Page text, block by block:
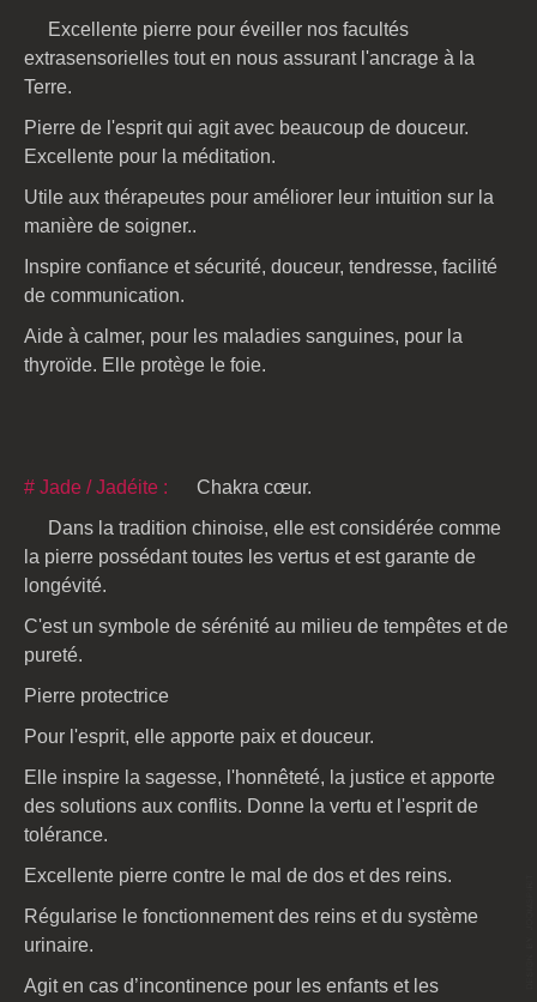
Excellente pierre pour éveiller nos facultés
extrasensorielles tout en nous assurant l'ancrage à la
Terre.
Pierre de l'esprit qui agit avec beaucoup de douceur.
Excellente pour la méditation.
Utile aux thérapeutes pour améliorer leur intuition sur la
manière de soigner..
Inspire confiance et sécurité, douceur, tendresse, facilité
de communication.
Aide à calmer, pour les maladies sanguines, pour la
thyroïde. Elle protège le foie.
# Jade / Jadéite :
Chakra cœur.
Dans la tradition chinoise, elle est considérée comme
la pierre possédant toutes les vertus et est garante de
longévité.
C'est un symbole de sérénité au milieu de tempêtes et de
pureté.
Pierre protectrice
Pour l'esprit, elle apporte paix et douceur.
Elle inspire la sagesse, l'honnêteté, la justice et apporte
des solutions aux conflits. Donne la vertu et l'esprit de
tolérance.
Excellente pierre contre le mal de dos et des reins.
Régularise le fonctionnement des reins et du système
urinaire.
Agit en cas d’incontinence pour les enfants et les